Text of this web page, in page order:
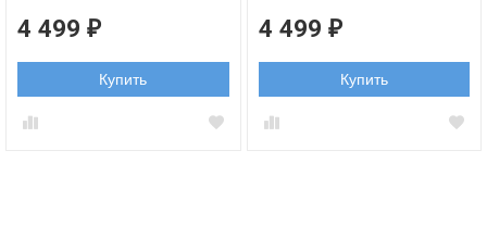
swingman RETRO
4 499 ₽
Купить
swingman RETRO
4 499 ₽
Купить